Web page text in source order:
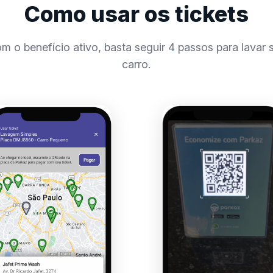
Como usar os tickets
o benefício ativo, basta seguir 4 passos para lavar
carro.